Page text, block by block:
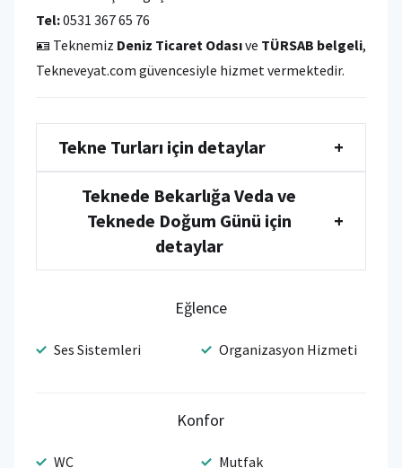
Tel:0531 367 65 76
🪪 Teknemiz Deniz Ticaret Odasıve TÜRSAB belgeli,
Tekneveyat.com güvencesiyle hizmet vermektedir.
Tekne Turları için detaylar +
Teknede Bekarlığa Veda ve
Teknede Doğum Günü için
detaylar
+
Eğlence
Ses Sistemleri Organizasyon Hizmeti
Konfor
WC Mutfak